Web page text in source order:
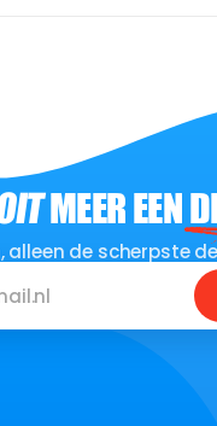
MEER EEN
alleen de scherpste